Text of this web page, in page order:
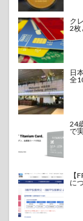
ク
2枚
日
全
24
で
【
に